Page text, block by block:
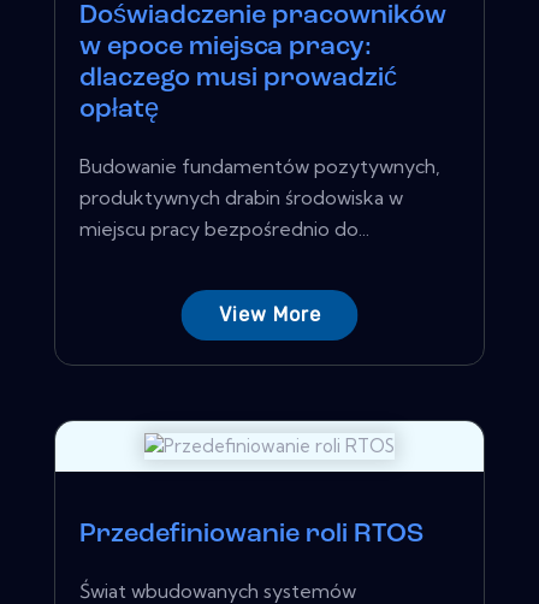
Doświadczenie pracowników
w epoce miejsca pracy:
dlaczego musi prowadzić
opłatę
Budowanie fundamentów pozytywnych,
produktywnych drabin środowiska w
miejscu pracy bezpośrednio do...
View More
Przedefiniowanie roli RTOS
Świat wbudowanych systemów